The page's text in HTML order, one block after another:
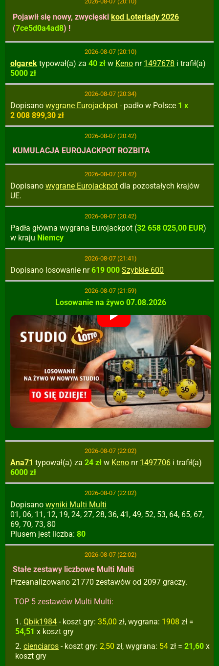
Pojawił się nowy, zwycięski kod Loteriady 2026
(7ce5d0a4ad8) !
2026-08-07 (20:10)
olgarek typował(a) za 40 zł w Keno nr 1497678 i trafił(a)
5000 zł
2026-08-07 (20:34)
Dopisano wygrane Eurojackpot - padło w Polsce 1 x
2 008 899,30 zł
2026-08-07 (20:42)
KUMULACJA EUROJACKPOT ROZBITA
2026-08-07 (20:42)
Dopisano wygrane Eurojackpot dla pozostałych krajów
UE.
2026-08-07 (20:42)
Padła główna wygrana Eurojackpot (32 658 025,00 EUR)
w kraju Niemcy
2026-08-07 (21:41)
Dopisano losowanie nr619 000 Szybkie 600
2026-08-07 (21:59)
Losowanie na żywo 07.08.2026
2026-08-07 (22:02)
Ana71 typował(a) za 24 zł w Keno nr 1497706 i trafił(a)
6000 zł
2026-08-07 (22:02)
Dopisano wyniki Multi Multi
01, 06, 11, 12, 19, 24, 27, 28, 36, 41, 49, 52, 53, 64, 65, 67,
69, 70, 73, 80
Plusem jest liczba: 80
2026-08-07 (22:02)
Stałe zestawy liczbowe Multi Multi
Przeanalizowano 21770 zestawów od 2097 graczy.
TOP 5 zestawów Multi Multi:
Qbik1984 - koszt gry: 35,00 zł, wygrana: 1908 zł =
54,51 x koszt gry
cienciaros - koszt gry: 2,50 zł, wygrana: 54 zł = 21,60 x
koszt gry